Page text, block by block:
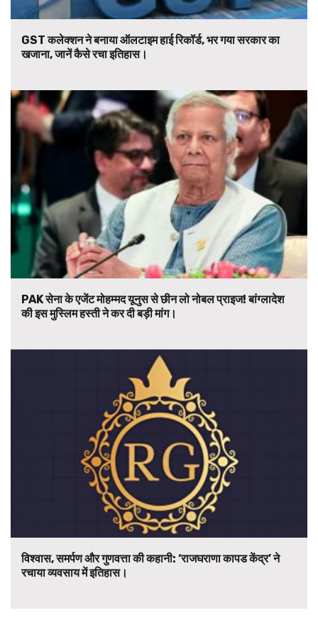
GST कलेक्शन ने बनाया ऑलटाइम हाई रिकॉर्ड, भर गया सरकार का
खजाना, जानें कैसे रचा इतिहास।
PAK सेना के एजेंट मोहम्मद यूनुस से छीन लो नोबल प्राइज! बांग्लादेश
की इस मुस्लिम हस्ती ने कर दी बड़ी मांग।
विश्वास, समर्पण और गुणवत्ता की कहानी: ‘राजघराणा कापड केंद्र’ ने
रचाया व्यवसाय में इतिहास।